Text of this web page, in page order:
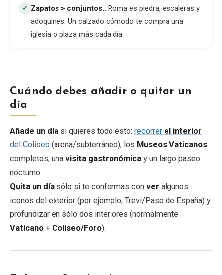
✓ Zapatos > conjuntos.. Roma es piedra, escaleras y
adoquines. Un calzado cómodo te compra una
iglesia o plaza más cada día.
Cuándo debes añadir o quitar un
día
Añade un día si quieres todo esto: recorrer el interior
del Coliseo (arena/subterráneo), los Museos Vaticanos
completos, una visita gastronómica y un largo paseo
nocturno.
Quita un día sólo si te conformas con ver algunos
iconos del exterior (por ejemplo, Trevi/Paso de España) y
profundizar en sólo dos interiores (normalmente
Vaticano + Coliseo/Foro).